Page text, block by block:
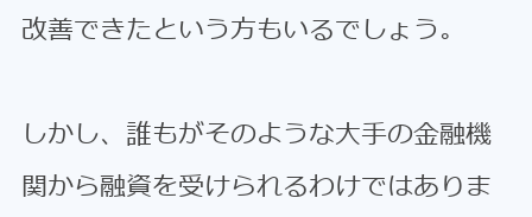
改善できたという方もいるでしょう。
しかし、誰もがそのような大手の金融機
関から融資を受けられるわけではありま